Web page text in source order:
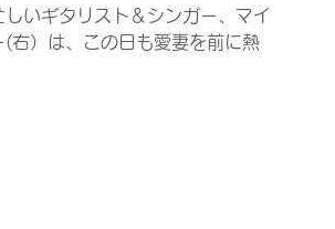
しいギタリスト＆シンガー、マイ
(右）は、この日も愛妻を前に熱